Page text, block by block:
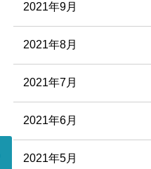
2021年9月
2021年8月
2021年7月
2021年6月
2021年5月